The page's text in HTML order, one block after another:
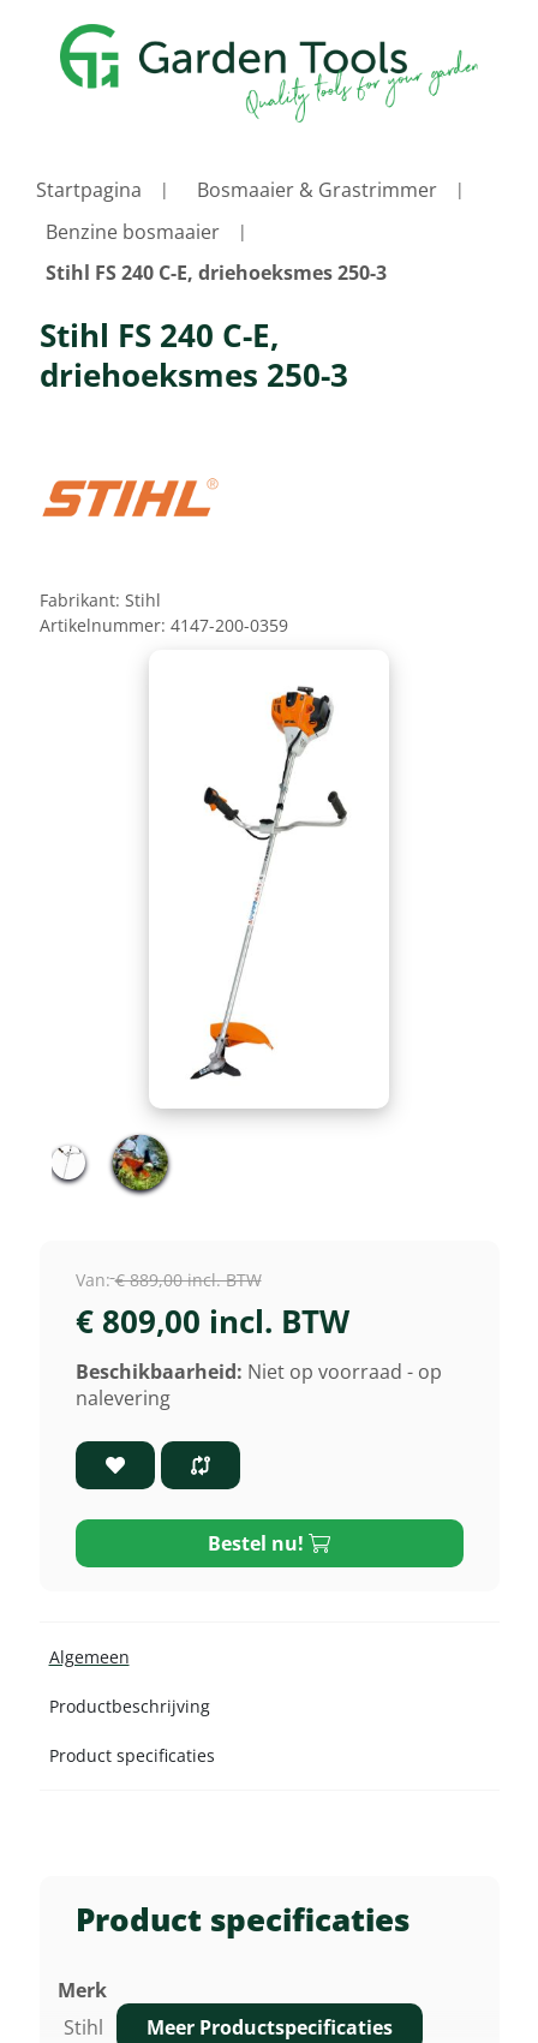
Startpagina
Bosmaaier & Grastrimmer
Benzine bosmaaier
Stihl FS 240 C-E, driehoeksmes 250-3
Product specificaties
Merk
Stihl
Meer Productspecificaties
Stihl FS 240 C-E,
driehoeksmes 250-3
Fabrikant: Stihl
Artikelnummer: 4147-200-0359
Van: € 889,00 incl. BTW
€ 809,00 incl. BTW
Beschikbaarheid: Niet op voorraad - op
nalevering
Bestel nu!
Algemeen
Productbeschrijving
Product specificaties